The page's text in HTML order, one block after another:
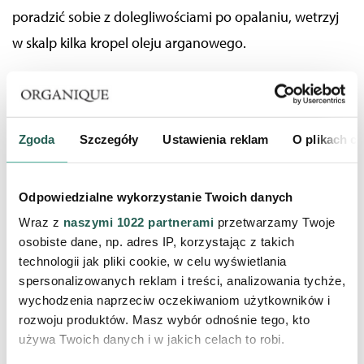
Zgoda Szczegóły Ustawienia reklam O plikach
Odpowiedzialne wykorzystanie Twoich danych
Wraz z naszymi 1022 partnerami przetwarzamy Twoje
osobiste dane, np. adres IP, korzystając z takich
technologii jak pliki cookie, w celu wyświetlania
spersonalizowanych reklam i treści, analizowania tychże,
wychodzenia naprzeciw oczekiwaniom użytkowników i
rozwoju produktów. Masz wybór odnośnie tego, kto
używa Twoich danych i w jakich celach to robi.
poradzić sobie z dolegliwościami po opalaniu, wetrzyj
w skalp kilka kropel oleju arganowego.
Ważne jest też zapobieganie ponownemu
poparzeniu i przesuszeniu, najlepiej poprzez
noszenie nakrycia głowy.Stylowa czapka, kapelusz
przed słońcem, ale również uzupełnią letnią stylizację!